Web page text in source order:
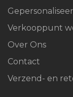
Verkooppunt
Over Ons
Contact
Verzend- en